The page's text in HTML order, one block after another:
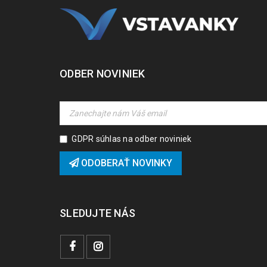
ODBER NOVINIEK
GDPR súhlas na odber noviniek
ODOBERAŤ NOVINKY
SLEDUJTE NÁS